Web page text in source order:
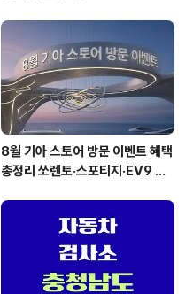
8월 기아 스토어 방문 이벤트 혜택
총정리 쏘렌토·스포티지·EV9 시